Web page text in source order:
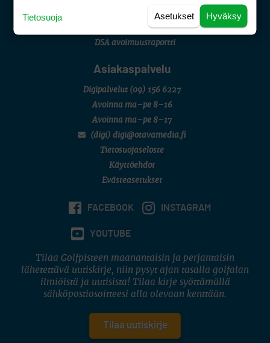
Tietoa verkon kävijöistä
Golfpisteen yhteystiedot
DSA avoimuusraportti
Asiakaspalvelu
Digipalvelut (09) 156 6227
Avoinna ma–pe 8–16
Avoinna ma–pe 8–17
(digi) digi@otavamedia.fi
Tietosuojaseloste
Käyttöehdot
Evästeasetukset
FACEBOOK INSTAGRAM
YOUTUBE
Tilaa Golfpisteen maanantaisin ja perjantaisin
lähetettävä uutiskirje, niin pysyt ajan tasalla golfalan
ilmiöistä ja uutisista! Tilaa kirje syöttämällä
sähköpostiosoitteesi alla olevaan kenttään.
Tilaa uutiskirje
Hyväksy
Asetukset
Tietosuoja